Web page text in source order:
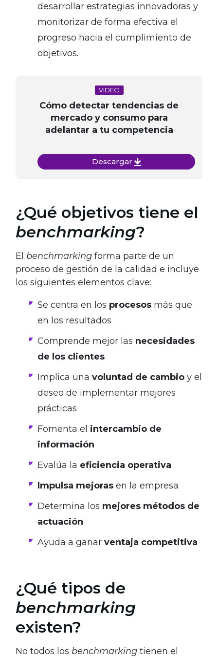
desarrollar estrategias innovadoras y
monitorizar de forma efectiva el
progreso hacia el cumplimiento de
objetivos.
VIDEO
Cómo detectar tendencias de
mercado y consumo para
adelantar a tu competencia
Descargar
¿Qué objetivos tiene el
benchmarking?
El benchmarking forma parte de un
proceso de gestión de la calidad e incluye
los siguientes elementos clave:
Se centra en los procesos más que
en los resultados
Comprende mejor las necesidades
de los clientes
Implica una voluntad de cambio y el
deseo de implementar mejores
prácticas
Fomenta el intercambio de
información
Evalúa la eficiencia operativa
Impulsa mejoras en la empresa
Determina los mejores métodos de
actuación
Ayuda a ganar ventaja competitiva
¿Qué tipos de
benchmarking
existen?
No todos los benchmarking tienen el